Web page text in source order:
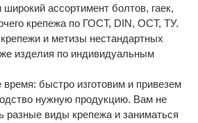
ассортимент болтов, гаек,
крепежа по ГОСТ, DIN, ОСТ, ТУ.
и метизы нестандартных
изделия по индивидуальным
быстро изготовим и привезем
нужную продукцию. Вам не
разные виды крепежа и заниматься